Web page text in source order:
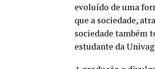
evoluído de uma
que a sociedade,
sociedade também
estudante da